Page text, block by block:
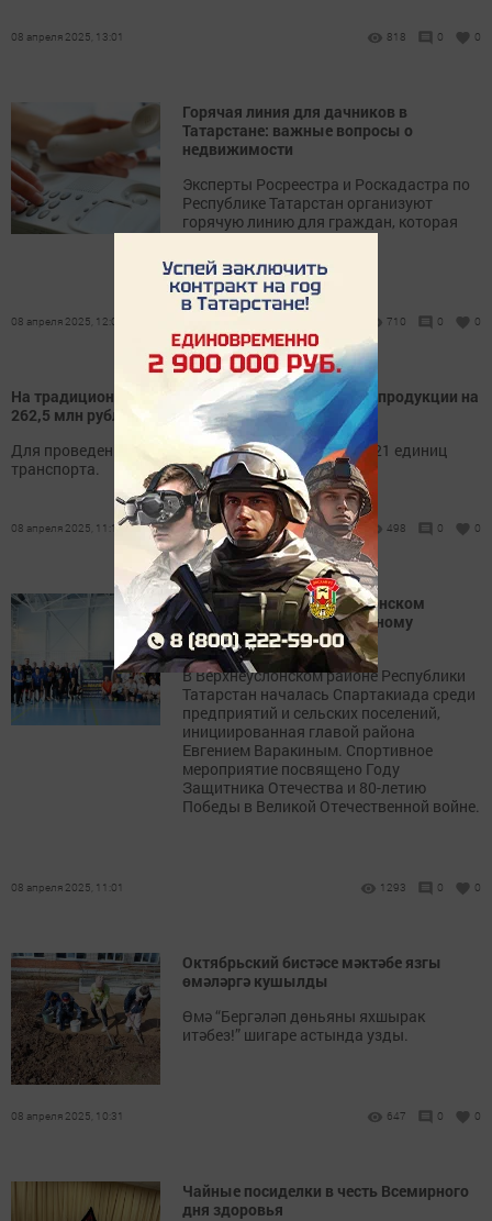
08 апреля 2025, 13:01 818 0 0
Горячая линия для дачников в
Татарстане: важные вопросы о
недвижимости
Эксперты Росреестра и Роскадастра по
Республике Татарстан организуют
горячую линию для граждан, которая
пройдет 9 апреля.
08 апреля 2025, 12:01 710 0 0
На традиционных сельхозярмарках реализовано продукции на
262,5 млн рублей
Для проведения ярмарок было задействовано 3121 единиц
транспорта.
08 апреля 2025, 11:14 498 0 0
Спартакиада в Верхнеуслонском
районе: дан старт спортивному
мероприятию
В Верхнеуслонском районе Республики
Татарстан началась Спартакиада среди
предприятий и сельских поселений,
инициированная главой района
Евгением Варакиным. Спортивное
мероприятие посвящено Году
Защитника Отечества и 80-летию
Победы в Великой Отечественной войне.
08 апреля 2025, 11:01 1293 0 0
Октябрьский бистәсе мәктәбе язгы
өмәләргә кушылды
Өмә “Бергәләп дөньяны яхшырак
итәбез!” шигаре астында узды.
08 апреля 2025, 10:31 647 0 0
Чайные посиделки в честь Всемирного
дня здоровья